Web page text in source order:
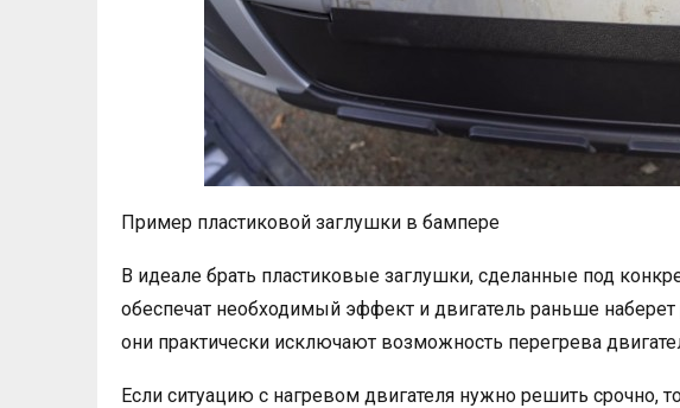
Пример пластиковой заглушки в бампере
В идеале брать пластиковые заглушки, сделанные под
обеспечат необходимый эффект и двигатель раньше
они практически исключают возможность перегрева
Если ситуацию с нагревом двигателя нужно решить срочно,